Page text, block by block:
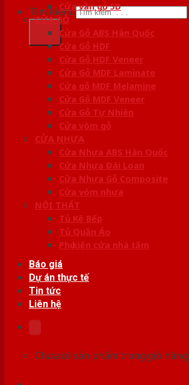
Tìm kiếm:Cửa vân gỗ 5D
CỬA GỖ
Cửa Gỗ ABS Hàn Quốc
Cửa Gỗ HDF
Cửa Gỗ HDF Veneer
Cửa Gỗ MDF Laminate
Cửa gỗ MDF Melamine
Cửa Gỗ MDF Veneer
Cửa Gỗ Tự Nhiên
Cửa vòm gỗ
CỬA NHỰA
Cửa Nhựa ABS Hàn Quốc
Cửa Nhựa Đài Loan
Cửa Nhựa Gỗ Composite
Cửa vòm nhựa
NỘI THẤT
Tủ Kệ Bếp
Tủ Quần Áo
Phụ kiện cửa nhà tắm
Báo giá
Dự án thực tế
Tin tức
Liên hệ
Chưa có sản phẩm trong giỏ hàng.